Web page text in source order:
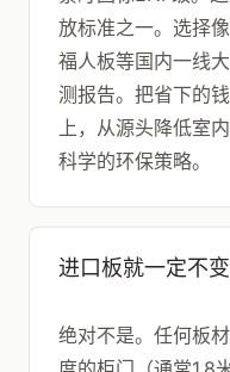
放标准之一。选择
福人板等国内一线
测报告。把省下的
上，从源头降低室
科学的环保策略。
进口板就一定不变
绝对不是。任何板